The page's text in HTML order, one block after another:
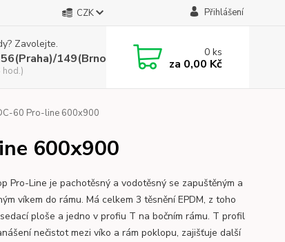
CZK Přihlášení
Zavolejte.
149(Brno) 0ks
za 0,00 Kč
60 Pro-line 600x900
600x900
Pro-Line je pachotěsný a vodotěsný se zapuštěným a
víkem do rámu. Má celkem 3 těsnění EPDM, z toho
ploše a jedno v profiu T na bočním rámu. T profil
nečistot mezi víko a rám poklopu, zajišťuje další